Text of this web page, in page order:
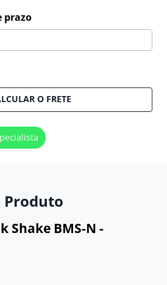
O FRETE
Produto
Shake BMS-N -